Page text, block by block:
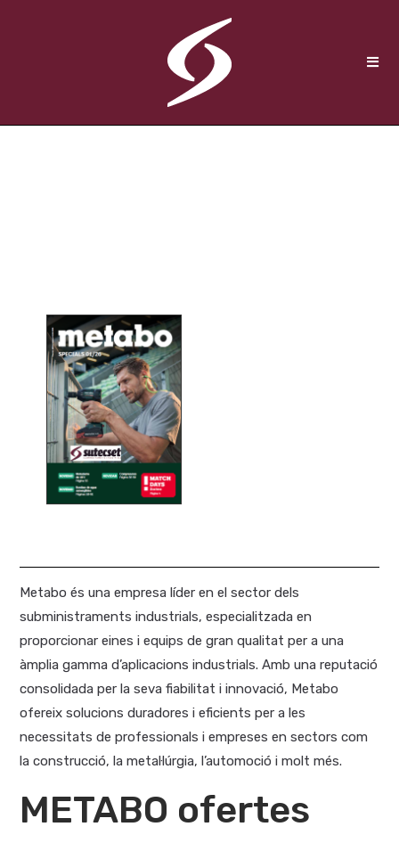
METABO ofertes
Metabo és una empresa líder en el sector dels
subministraments industrials, especialitzada en
proporcionar eines i equips de gran qualitat per a una
àmplia gamma d’aplicacions industrials. Amb una reputació
consolidada per la seva fiabilitat i innovació, Metabo
ofereix solucions duradores i eficients per a les
necessitats de professionals i empreses en sectors com
la construcció, la metal·lúrgia, l’automoció i molt més.